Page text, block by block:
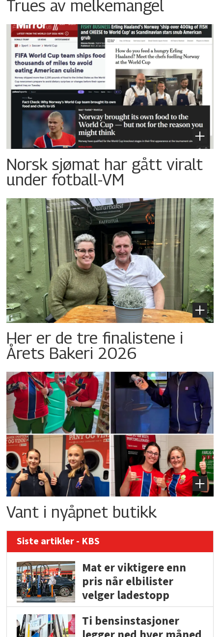
Trues av melkemangel
Norsk sjømat har gått viralt
under fotball-VM
Her er de tre finalistene i
Årets Bakeri 2026
Vant i nyåpnet butikk
Siste artikler - KBS
Mat er viktigere enn
pris når elbilister
velger ladestopp
Ti bensinstasjoner